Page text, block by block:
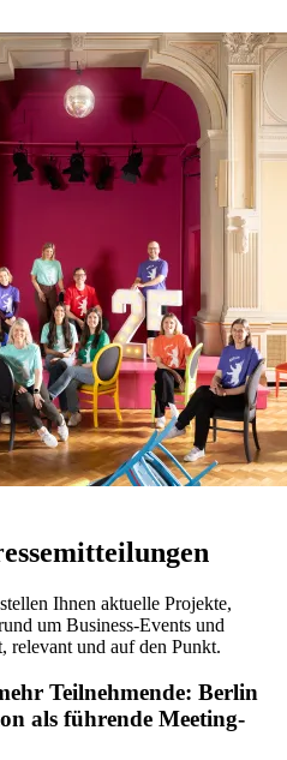
Ihnen aktuelle Projekte,
um Business-Events und
relevant und auf den Punkt.
Teilnehmende: Berlin
als führende Meeting-